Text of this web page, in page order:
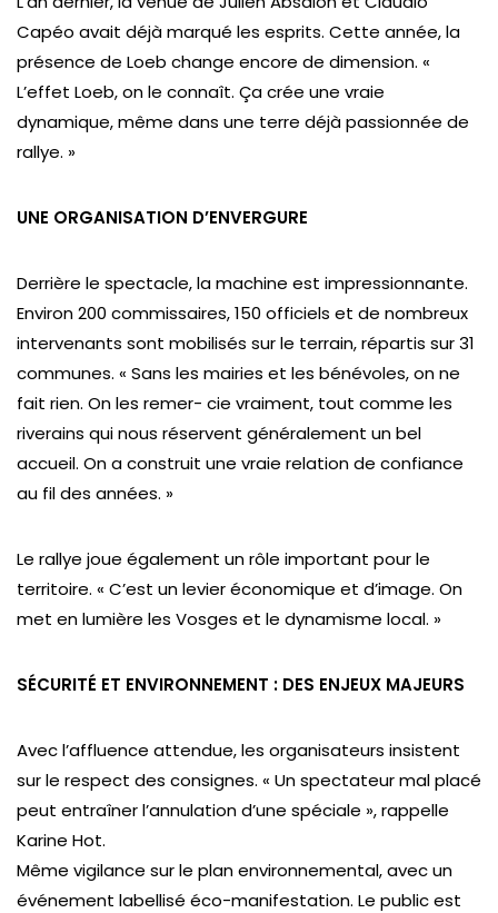
Capéo avait déjà marqué les esprits. Cette année, la
présence de Loeb change encore de dimension. «
L’effet Loeb, on le connaît. Ça crée une vraie
dynamique, même dans une terre déjà passionnée de
rallye. »
UNE ORGANISATION D’ENVERGURE
Derrière le spectacle, la machine est impressionnante.
Environ 200 commissaires, 150 officiels et de nombreux
intervenants sont mobilisés sur le terrain, répartis sur 31
communes. « Sans les mairies et les bénévoles, on ne
fait rien. On les remer- cie vraiment, tout comme les
riverains qui nous réservent généralement un bel
accueil. On a construit une vraie relation de confiance
au fil des années. »
Le rallye joue également un rôle important pour le
territoire. « C’est un levier économique et d’image. On
met en lumière les Vosges et le dynamisme local. »
SÉCURITÉ ET ENVIRONNEMENT : DES ENJEUX MAJEURS
Avec l’affluence attendue, les organisateurs insistent
sur le respect des consignes. « Un spectateur mal placé
peut entraîner l’annulation d’une spéciale », rappelle
Karine Hot.
Même vigilance sur le plan environnemental, avec un
événement labellisé éco-manifestation. Le public est